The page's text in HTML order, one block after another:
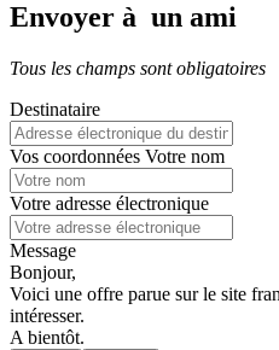
Envoyer à un ami
Tous les champs sont obligatoires
Destinataire
Vos coordonnées Votre nom
Votre adresse électronique
Message
Bonjour,
Voici une offre parue sur le site
intéresser.
A bientôt.